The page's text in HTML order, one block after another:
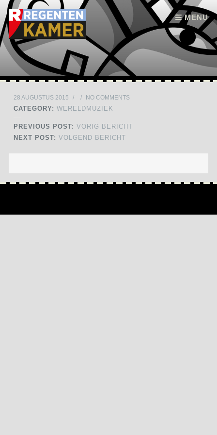
MENU
Skip to content
28 AUGUSTUS 2015 / / NO COMMENTS
CATEGORY: WERELDMUZIEK
PREVIOUS POST: VORIG BERICHT
NEXT POST: VOLGEND BERICHT